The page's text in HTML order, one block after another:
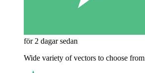
för 2 dagar sedan
Wide variety of vectors to choose from